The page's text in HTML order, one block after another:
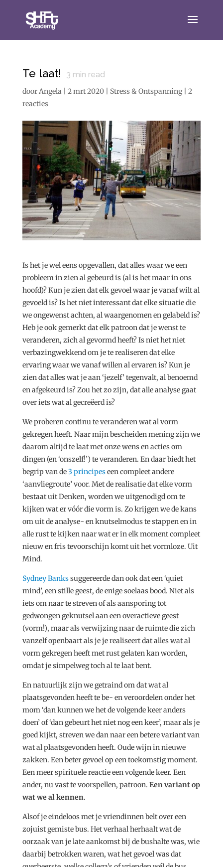
Te laat! 3 min read
doorAngela 2 mrt 2020| Stress & Ontspanning| 2
reacties
Is het je wel eens opgevallen, dat alles waar we een
probleem in zien al gebeurd is (al is het maar in ons
hoofd)? Kun je zien dat elk gevoel waar je vanaf wilt al
gevoeld is? Is het niet interessant dat elke situatie die
we ongewenst achten, al waargenomen en gelabeld is?
Heb je ook gemerkt dat elk patroon dat je wenst te
veranderen, zich al gevormd heeft? Is niet het niet
verbazingwekkend om je te realiseren dat elke
ervaring waar we vanaf willen al ervaren is? Kun je
zien dat alles wat je aan ‘jezelf’ tegenvalt, al benoemd
en afgekeurd is? Zou het zo zijn, dat alle analyse gaat
over iets wat al gecreëerd is?
We proberen continu te veranderen wat al vorm
gekregen heeft. Naar mijn bescheiden mening zijn we
daarom altijd te laat met onze wens en acties om
dingen (en ‘onszelf!’) te veranderen. En daar biedt het
begrip van de3 principeseen compleet andere
‘aanvliegroute’ voor. Met de realisatie dat elke vorm
bestaat uit Denken, worden we uitgenodigd om te
kijken wat er vóór die vorm is. Zo krijgen we de kans
om uit de analyse- en knutselmodus te stappen en in
alle rust te kijken naar wat er in elk moment compleet
nieuw en fris tevoorschijn komt uit het vormloze. Uit
Mind.
Sydney Bankssuggereerde dan ook dat een ‘quiet
mind’, een stille geest, de enige soelaas bood. Niet als
iets om naar te streven of als aansporing tot
gedwongen geknutsel aan een overactieve geest
(vorm!), maar als verwijzing naar de ruimte die zich
vanzelf openbaart als je je realiseert dat alles wat al
vorm gekregen heeft met rust gelaten kan worden,
omdat je simpelweg toch al te laat bent.
En natuurlijk zijn we getraind om dat wat al
plaatsgevonden heeft te be- en veroordelen onder het
mom ‘dan kunnen we het de volgende keer anders
doen’ of ‘dan gebeurt het niet nog een keer’, maar als je
goed kijkt, streven we dan naar een betere variant van
wat al plaatsgevonden heeft. Oude wijn in nieuwe
zakken. Een beter gevoel op een toekomstig moment.
Een meer spirituele reactie een volgende keer. Een
ander, nu vast te voorspellen, patroon. Een variant op
wat we al kennen.
Alsof je eindeloos met je vriendinnen belt over een
zojuist gemiste bus. Het verhaal herhaalt wat de
oorzaak van je late aankomst bij de bushalte was, wie
daarbij betrokken waren, wat het gevoel was dat